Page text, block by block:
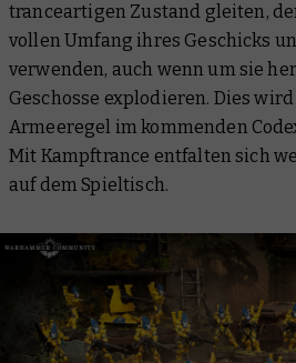
tranceartigen Zustand gleiten,
vollen Umfang ihres Geschicks
verwenden, auch wenn um sie
Geschosse explodieren. Dies
Armeeregel im kommenden
Mit Kampftrance entfalten sich
auf dem Spieltisch.